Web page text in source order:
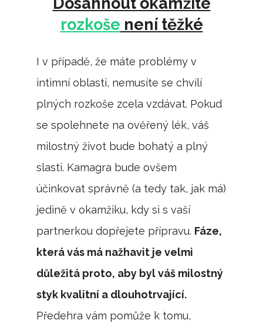
rozkoše není těžké
I v případě, že máte problémy v
intimní oblasti, nemusíte se chvílí
plných rozkoše zcela vzdávat. Pokud
se spolehnete na ověřený lék, váš
milostný život bude bohatý a plný
slasti. Kamagra bude ovšem
účinkovat správně (a tedy tak, jak má)
jedině v okamžiku, kdy si s vaší
partnerkou dopřejete přípravu. Fáze,
která vás má nažhavit je velmi
důležitá proto, aby byl váš milostný
styk kvalitní a dlouhotrvající.
Předehra vám pomůže k tomu,